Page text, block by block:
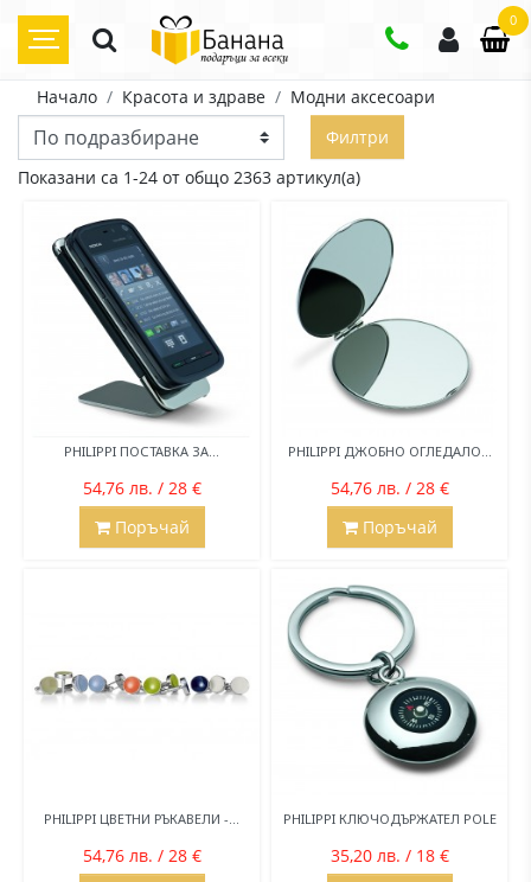
0
Начало Красота и здраве
Модни аксесоари
Филтри
Показани са 1-24 от общо 2363 артикул(а)
PHILIPPI ПОСТАВКА ЗА...
54,76 лв. / 28 €
Поръчай
PHILIPPI ДЖОБНО ОГЛЕДАЛО...
54,76 лв. / 28 €
Поръчай
PHILIPPI ЦВЕТНИ РЪКАВЕЛИ -...
54,76 лв. / 28 €
PHILIPPI КЛЮЧОДЪРЖАТЕЛ POLE
35,20 лв. / 18 €